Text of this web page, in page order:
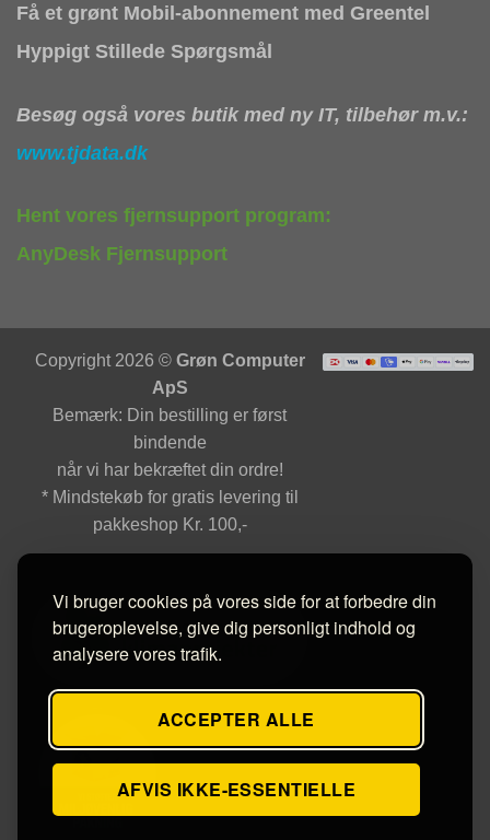
Vi bruger cookies på vores side for at forbedre din
brugeroplevelse, give dig personligt indhold og
analysere vores trafik.
ACCEPTER ALLE
AFVIS IKKE-ESSENTIELLE
Få et grønt Mobil-abonnement med Greentel
Hyppigt Stillede Spørgsmål
Besøg også vores butik med ny IT, tilbehør m.v.:
www.tjdata.dk
Hent vores fjernsupport program:
AnyDesk Fjernsupport
Copyright 2026 © Grøn Computer
ApS
Bemærk: Din bestilling er først
bindende
når vi har bekræftet din ordre!
* Mindstekøb for gratis levering til
pakkeshop Kr. 100,-